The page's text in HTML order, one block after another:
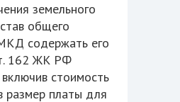
земельного
общего
содержать его
162 ЖК РФ
стоимость
размер платы для